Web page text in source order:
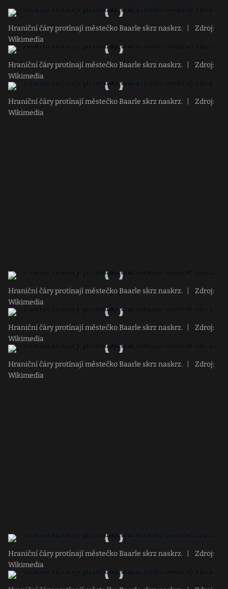
Hraniční čáry protínají městečko Baarle skrz naskrz.
Zdroj:
Wikimedia
Hraniční čáry protínají městečko Baarle skrz naskrz.
Zdroj:
Wikimedia
Hraniční čáry protínají městečko Baarle skrz naskrz.
Zdroj:
Wikimedia
Hraniční čáry protínají městečko Baarle skrz naskrz.
Zdroj:
Wikimedia
Hraniční čáry protínají městečko Baarle skrz naskrz.
Zdroj:
Wikimedia
Hraniční čáry protínají městečko Baarle skrz naskrz.
Zdroj:
Wikimedia
Hraniční čáry protínají městečko Baarle skrz naskrz.
Zdroj:
Wikimedia